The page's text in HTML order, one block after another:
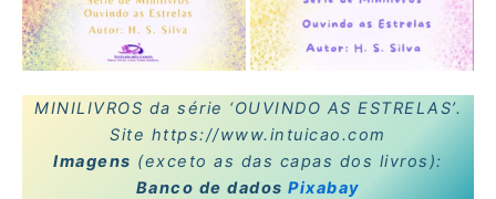
MINILIVROS da série ‘OUVINDO AS ESTRELAS’.
Site https://www.intuicao.com
Imagens (exceto as das capas dos livros):
Banco de dados Pixabay